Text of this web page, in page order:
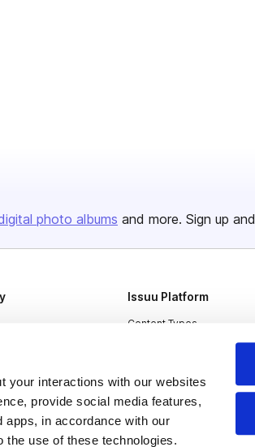
your interactions with our websites
provide social media features,
apps, in accordance with our
the use of these technologies.
photo albums and more. Sign up and
Issuu Platform
Content Types
Flipbook
Industries